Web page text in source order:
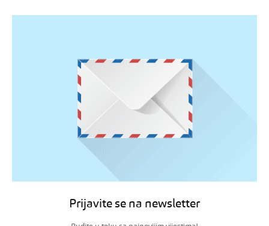
Prijavite se na newsletter